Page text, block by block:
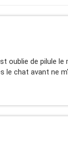
oublie de pilule le
le chat avant ne